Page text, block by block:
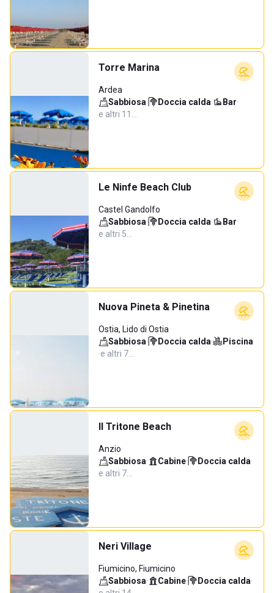
Torre Marina
Ardea
Sabbiosa· Doccia calda· Bar·
e altri 11…
Le Ninfe Beach Club
Castel Gandolfo
Sabbiosa· Doccia calda· Bar·
e altri 5…
Nuova Pineta & Pinetina
Ostia, Lido di Ostia
Sabbiosa· Doccia calda·
Piscina
·e altri 7…
Il Tritone Beach
Anzio
Sabbiosa· Cabine· Doccia calda·
e altri 7…
Neri Village
Fiumicino, Fiumicino
Sabbiosa· Cabine· Doccia calda·